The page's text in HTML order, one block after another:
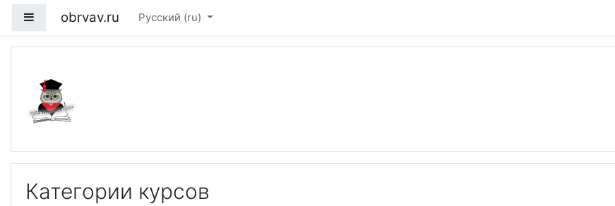
Боковая панель
obrvav.ru Русский ‎(ru)‎
Портал дистанционного обучения
Категории курсов